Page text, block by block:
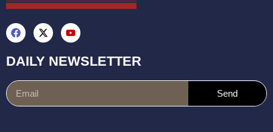
DAILY NEWSLETTER
Send